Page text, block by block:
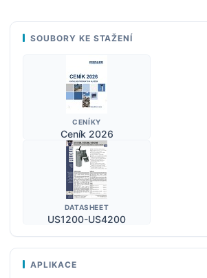
SOUBORY KE STAŽENÍ
CENÍKY
Ceník 2026
DATASHEET
US1200-US4200
APLIKACE